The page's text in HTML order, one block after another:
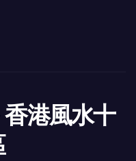
港風水十